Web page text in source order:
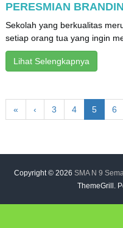
PERESMIAN
Sekolah yang berkualitas
setiap orang tua yang ingin
Lihat Selengkapnya
« ‹ 3 4 5 6
Copyright © 2026 SMA N 9
ThemeGrill.